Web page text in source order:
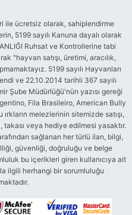
ile ücretsiz olarak, sahiplendirme
5199 sayılı Kanuna dayalı olarak
Ruhsat ve Kontrollerine tabi
"hayvan satışı, üretimi, aracılık,
5199 sayılı Hayvanları
ve 22.10.2014 tarihli 367 sayılı
Şube Müdürlüğü'nün yazısı gereği
Fila Brasileiro, American Bully
melezlerinin sitemizde satışı,
veya hediye edilmesi yasaktır.
sağlanan her türlü ilan, bilgi,
güvenliği, doğruluğu ve belge
bu içerikleri giren kullanıcıya ait
ilgili herhangi bir sorumluluğu